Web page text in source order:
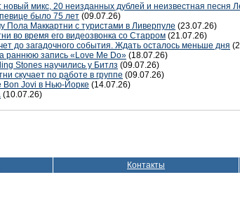
микс, 20 неизданных дублей и неизвестная песня
было 75 лет (09.07.26)
Пола Маккартни с туристами в Ливерпуле (23.07.26)
во время его видеозвонка со Старром (21.07.26)
до загадочного события. Ждать осталось меньше дня
раннюю запись «Love Me Do» (18.07.26)
Stones научились у Битлз (09.07.26)
скучает по работе в группе (09.07.26)
Bon Jovi в Нью-Йорке (14.07.26)
(10.07.26)
Контакты